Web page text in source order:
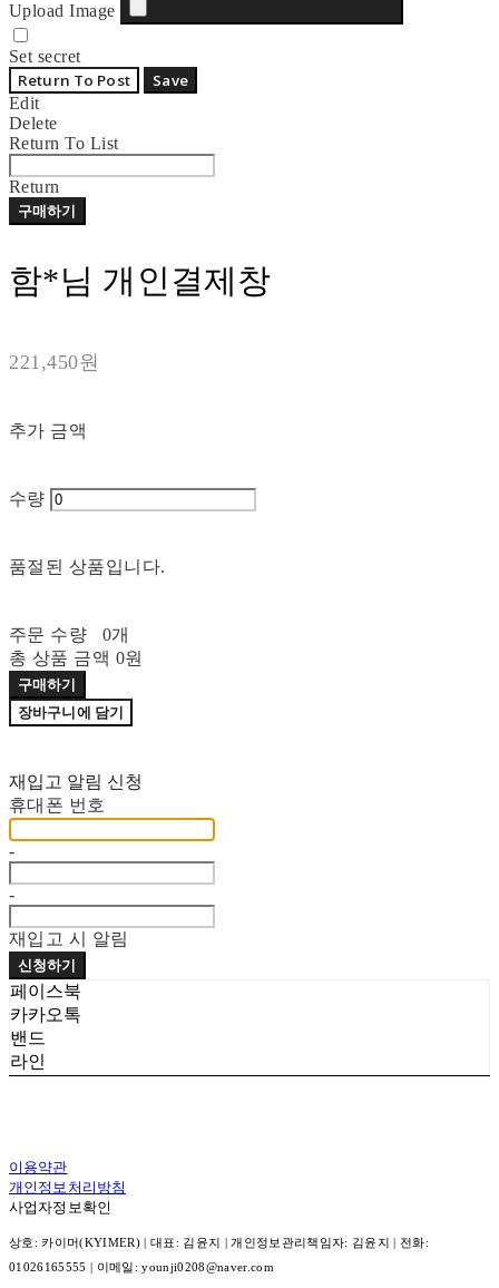
Upload Image
Set secret
Return To Post Save
Edit
Delete
Return To List
Return
구매하기
함*님 개인결제창
221,450원
추가 금액
수량
품절된 상품입니다.
주문 수량
0개
총 상품 금액 0원
구매하기
장바구니에 담기
재입고 알림 신청
휴대폰 번호
-
-
재입고 시 알림
신청하기
페이스북
카카오톡
밴드
라인
이용약관
개인정보처리방침
사업자정보확인
상호: 카이머(KYIMER) | 대표: 김윤지 | 개인정보관리책임자: 김윤지 | 전화:
01026165555 | 이메일: younji0208@naver.com